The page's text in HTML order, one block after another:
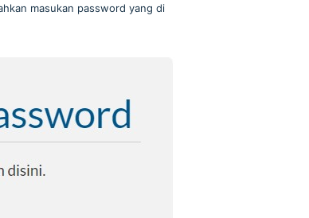
masukan password yang di